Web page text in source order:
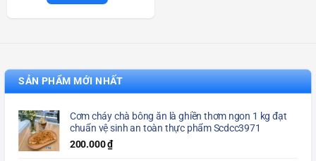
SẢN PHẨM MỚI NHẤT
Cơm cháy chà bông ăn là ghiền thơm ngon 1 kg đạt
chuẩn vệ sinh an toàn thực phẩm Scdcc3971
200.000₫